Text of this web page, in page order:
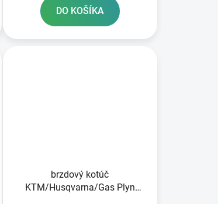
DO KOŠÍKA
brzdový kotúč
KTM/Husqvarna/Gas Plyn